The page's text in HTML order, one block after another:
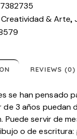
Creatividad & Arte,
REVIEWS (0)
se han pensado
3 años puedan
Puede servir de
o de escritura: